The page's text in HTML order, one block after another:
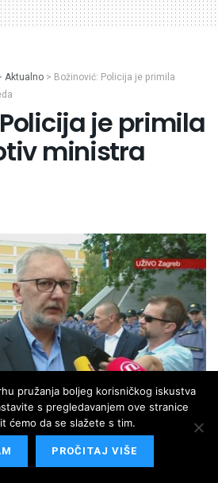
Aktualno > Božinović: Policija je primila
je primila
ministra
pružanja boljeg korisničkog iskustva
s pregledavanjem ove stranice
ćemo da se slažete s tim.
PROČITAJ VIŠE